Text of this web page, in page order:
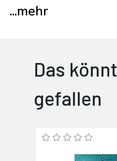
...mehr
Das
gefallen